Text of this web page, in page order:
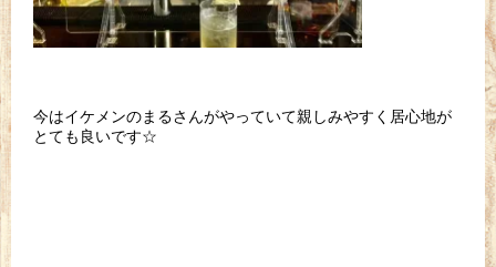
今はイケメンのまるさんがやっていて親しみやすく居心地が
とても良いです☆